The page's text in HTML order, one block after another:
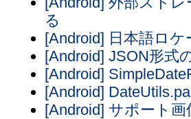
る
[Android] 日本語ロ
[Android] JSON形式
[Android]
[Android]
[Android] サポート